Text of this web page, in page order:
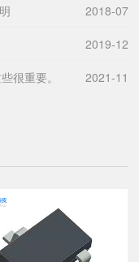
2018-07
2019-12
很重要。 2021-11